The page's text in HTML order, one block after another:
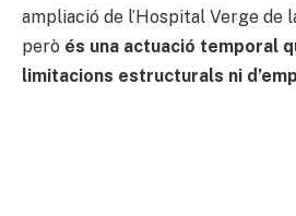
ampliació de l’Hospital Verge de
però és una actuació temporal
limitacions estructurals ni